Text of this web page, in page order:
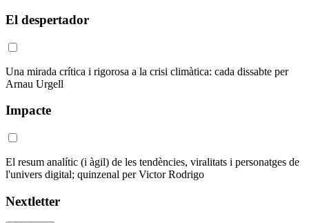
El despertador
Una mirada crítica i rigorosa a la crisi climàtica: cada dissabte per
Arnau Urgell
Impacte
El resum analític (i àgil) de les tendències, viralitats i personatges de
l'univers digital; quinzenal per Victor Rodrigo
Nextletter